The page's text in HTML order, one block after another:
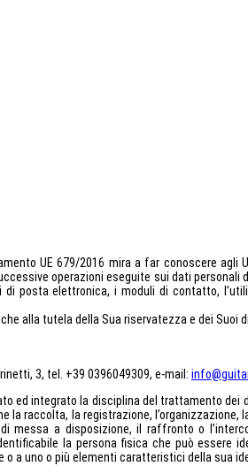
UE 679/2016 mira a far conoscere
operazioni eseguite sui dati personali
posta elettronica, i moduli di contatto,
alla tutela della Sua riservatezza e dei
3, tel. +39 0396049309, e-mail:
ed integrato la disciplina del trattamento
raccolta, la registrazione,
a disposizione, il raffronto o
la persona fisica che può
a uno o più elementi caratteristici della sua